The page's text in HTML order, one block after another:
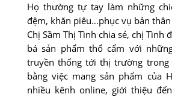
Họ thường tự tay làm những
đệm, khăn piêu…phục vụ bản
Chị Sầm Thị Tình chia sẻ, chị Tình
bá sản phẩm thổ cẩm với
truyền thống tới thị trường trong
bằng việc mang sản phẩm của
nhiều kênh online, giới thiệu